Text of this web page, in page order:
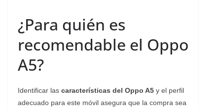
¿Para quién es
recomendable el Oppo
A5?
Identificar las características del Oppo A5 y el perfil
adecuado para este móvil asegura que la compra sea